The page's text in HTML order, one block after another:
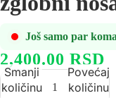
Još samo par
2,400.00 RSD
Smanji
količinu
Povećaj
količinu